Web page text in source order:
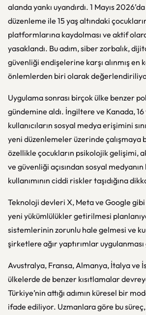
alanda yankı uyandırdı. 1 Mayıs
düzenleme ile 15 yaş altındaki
platformlarına kaydolması ve aktif
yasaklandı. Bu adım, siber zorbalık,
güvenliği endişelerine karşı alınmış en
önlemlerden biri olarak
Uygulama sonrası birçok ülke benzer
gündemine aldı. İngiltere ve Kanada, 16
kullanıcıların sosyal medya erişimini
yeni düzenlemeler üzerinde çalışmaya
özellikle çocukların psikolojik gelişimi,
ve güvenliği açısından sosyal
kullanımının ciddi riskler taşıdığına
Teknoloji devleri X, Meta ve Google
yeni yükümlülükler getirilmesi
sistemlerinin zorunlu hale gelmesi ve
şirketlere ağır yaptırımlar
Avustralya, Fransa, Almanya, İtalya ve
ülkelerde de benzer kısıtlamalar
Türkiye’nin attığı adımın küresel bir
ifade ediliyor. Uzmanlara göre bu